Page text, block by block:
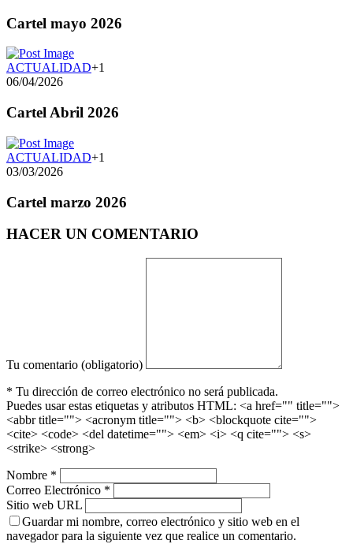
Cartel mayo 2026
ACTUALIDAD+1
06/04/2026
Cartel Abril 2026
ACTUALIDAD+1
03/03/2026
Cartel marzo 2026
HACER UN COMENTARIO
Tu comentario (obligatorio)
* Tu dirección de correo electrónico no será publicada.
Puedes usar estas etiquetas y atributos HTML: <a href="" title="">
<abbr title=""> <acronym title=""> <b> <blockquote cite="">
<cite> <code> <del datetime=""> <em> <i> <q cite=""> <s>
<strike> <strong>
Nombre *
Correo Electrónico *
Sitio web URL
Guardar mi nombre, correo electrónico y sitio web en el
navegador para la siguiente vez que realice un comentario.